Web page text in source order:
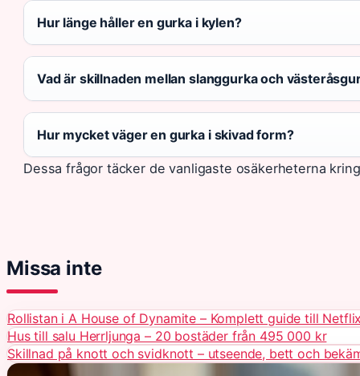
Hur länge håller en gurka i kylen?
Vad är skillnaden mellan slanggurka och
Hur mycket väger en gurka i skivad form?
Dessa frågor täcker de vanligaste osäkerheterna
Missa inte
Rollistan i A House of Dynamite – Komplett guide till
Hus till salu Herrljunga – 20 bostäder från 495 000 kr
Skillnad på knott och svidknott – utseende, bett och